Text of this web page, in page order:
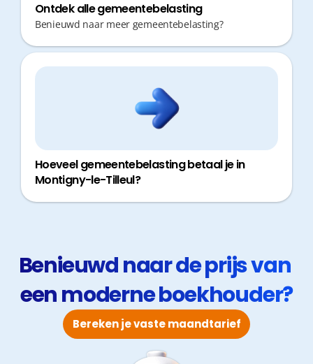
Ontdek alle gemeentebelasting
Benieuwd naar meer gemeentebelasting?
Hoeveel gemeentebelasting betaal je in
Montigny-le-Tilleul?
Benieuwd naar de prijs van
een moderne boekhouder?
Bereken je vaste maandtarief